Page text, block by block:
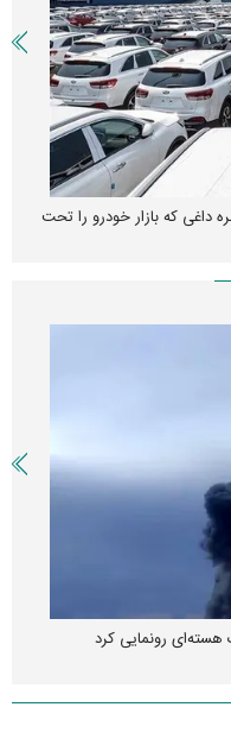
داغی که بازار خودرو را تحت